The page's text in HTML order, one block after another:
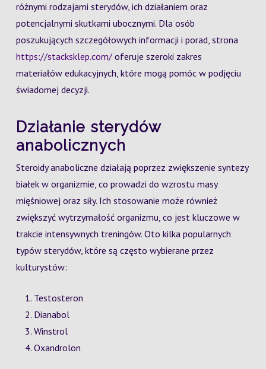
różnymi rodzajami sterydów, ich działaniem oraz
potencjalnymi skutkami ubocznymi. Dla osób
poszukujących szczegółowych informacji i porad, strona
https://stacksklep.com/oferuje szeroki zakres
materiałów edukacyjnych, które mogą pomóc w podjęciu
świadomej decyzji.
Działanie sterydów
anabolicznych
Steroidy anaboliczne działają poprzez zwiększenie syntezy
białek w organizmie, co prowadzi do wzrostu masy
mięśniowej oraz siły. Ich stosowanie może również
zwiększyć wytrzymałość organizmu, co jest kluczowe w
trakcie intensywnych treningów. Oto kilka popularnych
typów sterydów, które są często wybierane przez
kulturystów:
Testosteron
Dianabol
Winstrol
Oxandrolon